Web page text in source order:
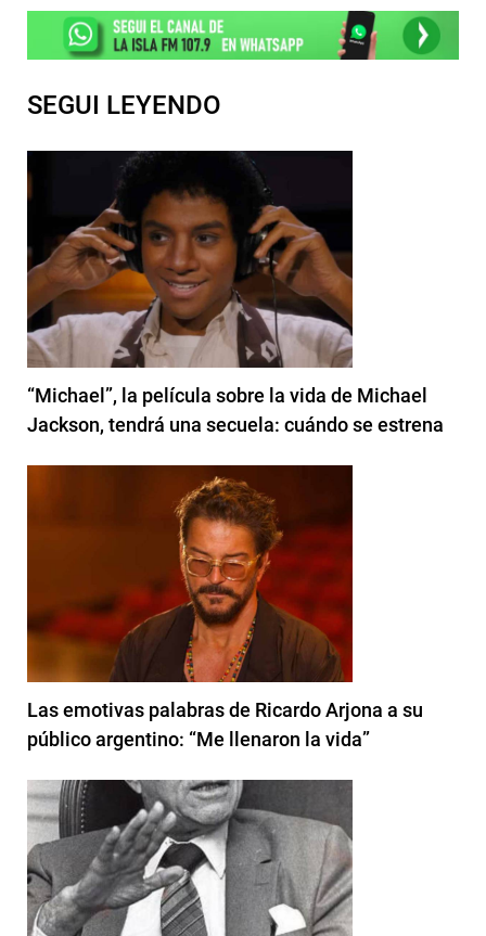
SEGUI LEYENDO
“Michael”, la película sobre la vida de Michael
Jackson, tendrá una secuela: cuándo se estrena
Las emotivas palabras de Ricardo Arjona a su
público argentino: “Me llenaron la vida”